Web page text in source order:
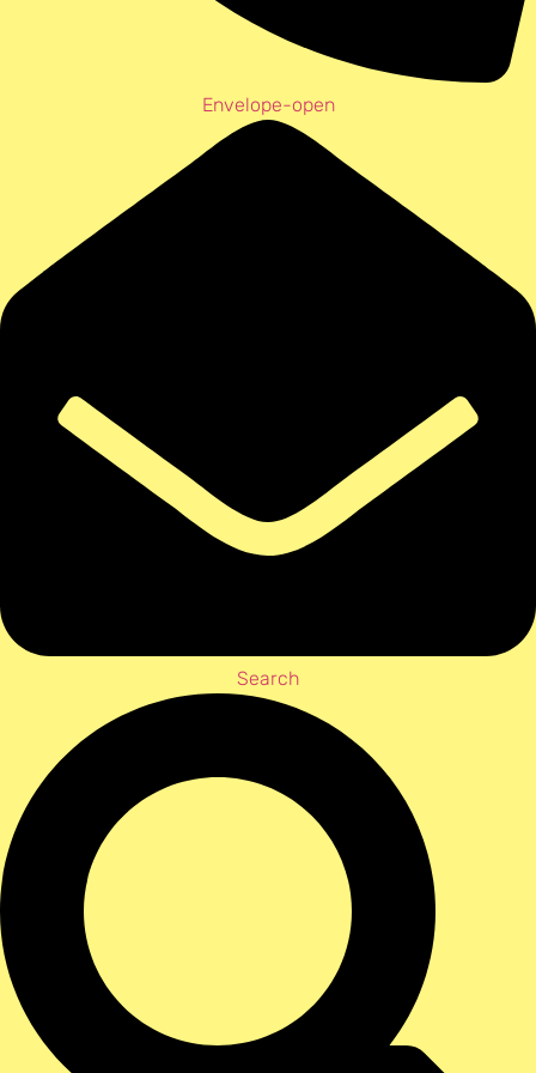
Envelope-open
Search